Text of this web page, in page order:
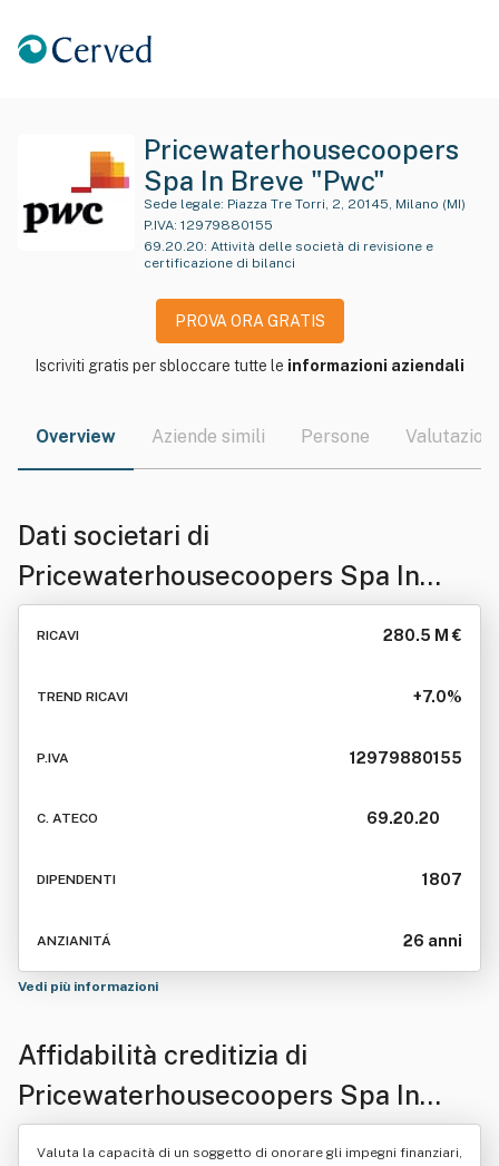
Pricewaterhousecoopers
Spa In Breve "Pwc"
Sede legale: Piazza Tre Torri, 2, 20145, Milano (MI)
P.IVA: 12979880155
69.20.20: Attività delle società di revisione e
certificazione di bilanci
PROVA ORA GRATIS
Iscriviti gratis per sbloccare tutte le informazioni aziendali
Overview Aziende simili Persone Valutazioni
Dati societari di
Pricewaterhousecoopers Spa In
Breve "Pwc"
RICAVI 280.5 M €
TREND RICAVI +7.0%
P.IVA 12979880155
C. ATECO 69.20.20
DIPENDENTI 1807
ANZIANITÁ 26 anni
Vedi più informazioni
Affidabilità creditizia di
Pricewaterhousecoopers Spa In
Breve "Pwc"
Valuta la capacità di un soggetto di onorare gli impegni finanziari,